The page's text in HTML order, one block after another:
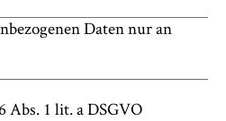
Daten nur an
Abs. 1 lit. a DSGVO